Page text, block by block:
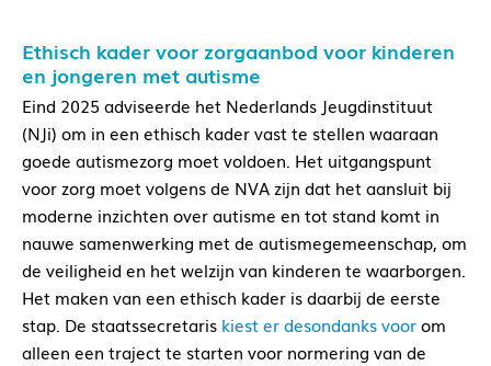
Ethisch kader voor zorgaanbod voor kinderen
en jongeren met autisme
Eind 2025 adviseerde het Nederlands Jeugdinstituut
(NJi) om in een ethisch kader vast te stellen waaraan
goede autismezorg moet voldoen. Het uitgangspunt
voor zorg moet volgens de NVA zijn dat het aansluit bij
moderne inzichten over autisme en tot stand komt in
nauwe samenwerking met de autismegemeenschap, om
de veiligheid en het welzijn van kinderen te waarborgen.
Het maken van een ethisch kader is daarbij de eerste
stap. De staatssecretaris kiest er desondanks voorom
alleen een traject te starten voor normering van de